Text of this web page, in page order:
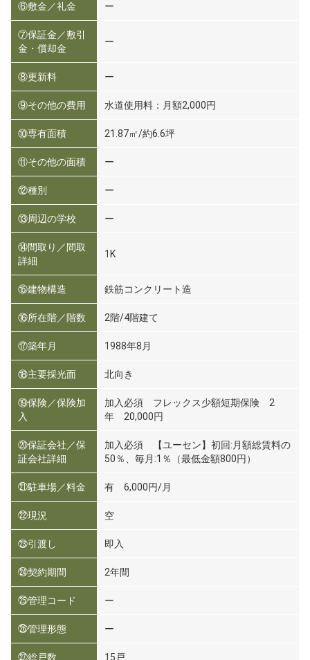
⑥敷金／礼金 ー
⑦保証金／敷引
金・償却金
ー
⑧更新料 ー
⑨その他の費用 水道使用料：月額2,000円
⑩専有面積 21.87㎡/約6.6坪
⑪その他の面積 ー
⑫種別 ー
⑬周辺の学校 ー
⑭間取り／間取
詳細
1K
⑮建物構造 鉄筋コンクリート造
⑯所在階／階数 2階/4階建て
⑰築年月 1988年8月
⑱主要採光面 北向き
⑲保険／保険加
入
加入必須 フレックス少額短期保険 2
年 20,000円
⑳保証会社／保
証会社詳細
加入必須 【ユーセン】初回:月額総賃料の
50％、毎月:1％（最低金額800円）
㉑駐車場／料金 有 6,000円/月
㉒現況 空
㉓引渡し 即入
㉔契約期間 2年間
㉕管理コード ー
㉖管理形態 ー
㉗総戸数 15戸